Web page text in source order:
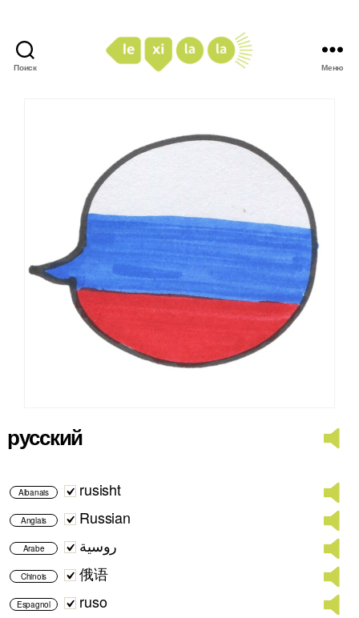
Поиск Меню
русский
Albanais rusisht
Anglais Russian
Arabe روسية
Chinois 俄语
Espagnol ruso